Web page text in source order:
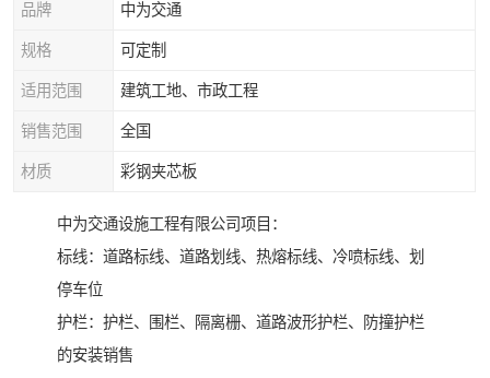
品牌 中为交通
规格 可定制
适用范围 建筑工地、市政工程
销售范围 全国
材质 彩钢夹芯板
中为交通设施工程有限公司项目：
标线：道路标线、道路划线、热熔标线、冷喷标线、划
停车位
护栏：护栏、围栏、隔离栅、道路波形护栏、防撞护栏
的安装销售